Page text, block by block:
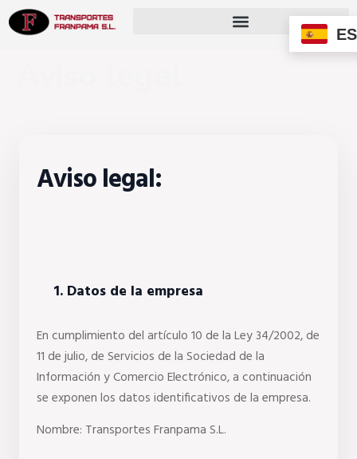
Aviso legal:
1. Datos de la empresa
En cumplimiento del artículo 10 de la Ley 34/2002, de
11 de julio, de Servicios de la Sociedad de la
Información y Comercio Electrónico, a continuación
se exponen los datos identificativos de la empresa.
Nombre: Transportes Franpama S.L.
ES